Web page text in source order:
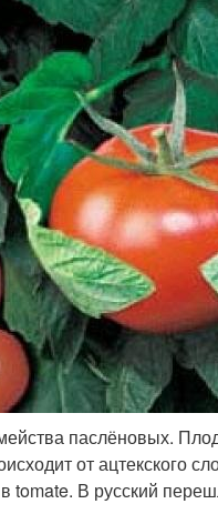
паслёновых.
от ацтекского
В русский